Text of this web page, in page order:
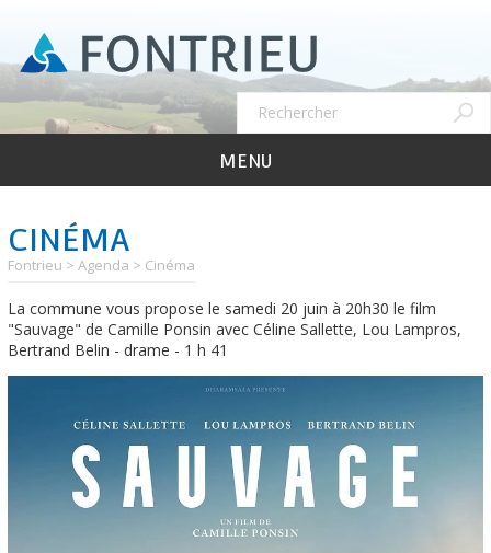
contenu
principal
Rechercher
MENU
CINÉMA
Fontrieu Agenda Cinéma
La commune vous propose le samedi 20 juin à 20h30 le film
"Sauvage" de Camille Ponsin avec Céline Sallette, Lou Lampros,
Bertrand Belin - drame - 1 h 41